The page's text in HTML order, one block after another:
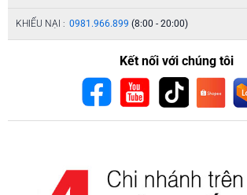
KHIẾU NẠI : 0981.966.899 (8:00 - 20:00)
Kết nối với chúng tôi